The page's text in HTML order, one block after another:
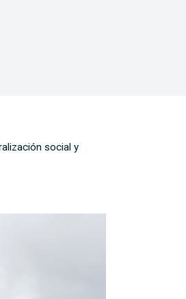
social y